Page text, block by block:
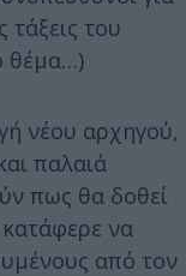
τάξεις του
θέμα…)
νέου αρχηγού,
παλαιά
πως θα δοθεί
να
από τον